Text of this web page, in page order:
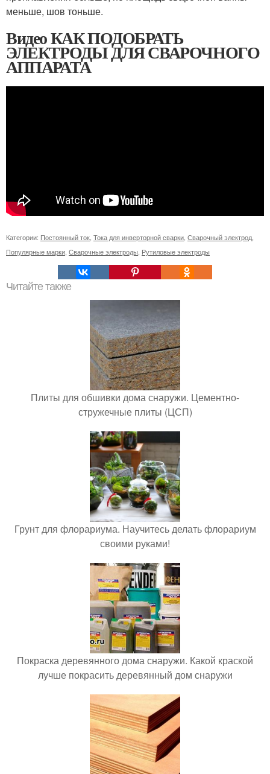
меньше, шов тоньше.
Видео КАК ПОДОБРАТЬ
ЭЛЕКТРОДЫ ДЛЯ СВАРОЧНОГО
АППАРАТА
Категории: Постоянный ток Тока для инверторной сварки Сварочный электрод
Популярные марки Сварочные электроды Рутиловые электроды
Читайте также
Плиты для обшивки дома снаружи. Цементно-
стружечные плиты (ЦСП)
Грунт для флорариума. Научитесь делать флорариум
своими руками!
Покраска деревянного дома снаружи. Какой краской
лучше покрасить деревянный дом снаружи